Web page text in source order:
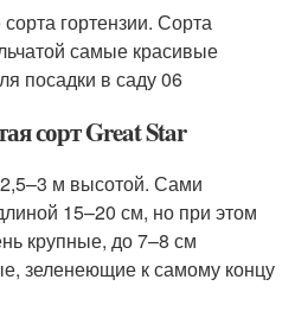
сорт Great Star
м высотой. Сами
15–20 см, но при этом
крупные, до 7–8 см
зеленеющие к самому концу